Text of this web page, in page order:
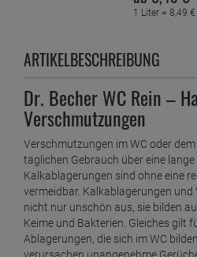
1 Liter =8,49 €
ab25,
Dr. Becher
ab7,59€
1 Liter =7, 59 €
Dr. Becher
ab9,49 €
1 Kilogramm
ARTIKELBESCHREIBUNG
Dr. Becher WC Rein –
Verschmutzungen
Verschmutzungen im WC oder
täglichen Gebrauch über eine
Kalkablagerungen sind ohne eine
vermeidbar. Kalkablagerungen
nicht nur unschön aus, sie bilden
Keime und Bakterien. Gleiches gilt
Ablagerungen, die sich im WC